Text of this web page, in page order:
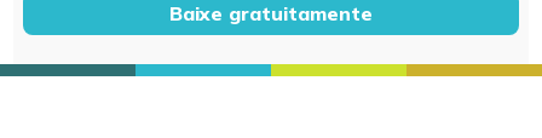
Baixe gratuitamente